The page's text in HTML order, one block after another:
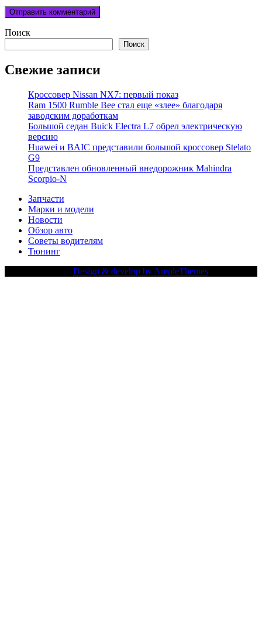
Поиск
Поиск
Свежие записи
Кроссовер Nissan NX7: первый показ
Ram 1500 Rumble Bee стал еще «злее» благодаря
заводским доработкам
Большой седан Buick Electra L7 обрел электрическую
версию
Huawei и BAIC представили большой кроссовер Stelato
G9
Представлен обновленный внедорожник Mahindra
Scorpio-N
Запчасти
Марки и модели
Новости
Обзор авто
Советы водителям
Тюнинг
Design & develop by AmpleThemes